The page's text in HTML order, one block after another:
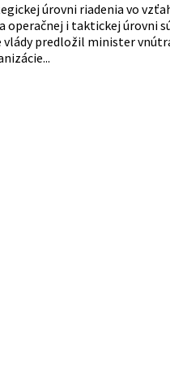
úrovni riadenia vo
i taktickej úrovni
predložil minister